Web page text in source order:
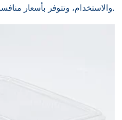
والاستخدام، وتتوفر بأسعار منافسة تناسب احتياجات السوق.